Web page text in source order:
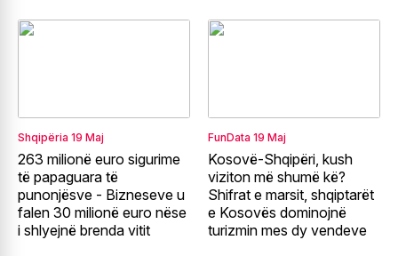
Shqipëria 19 Maj
263 milionë euro sigurime
të papaguara të
punonjësve - Bizneseve u
falen 30 milionë euro nëse
i shlyejnë brenda vitit
FunData 19 Maj
Kosovë-Shqipëri, kush
viziton më shumë kë?
Shifrat e marsit, shqiptarët
e Kosovës dominojnë
turizmin mes dy vendeve